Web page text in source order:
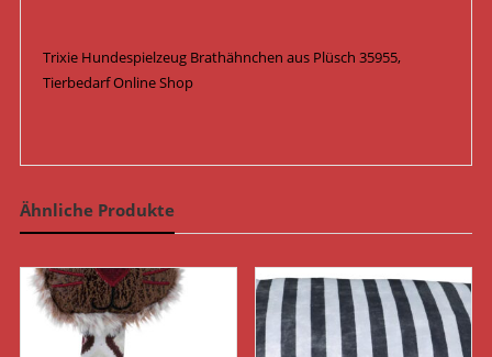
Trixie Hundespielzeug Brathähnchen aus Plüsch 35955,
Tierbedarf Online Shop
Ähnliche Produkte